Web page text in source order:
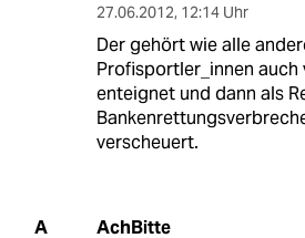
27.06.2012, 12:14 Uhr
Der gehört wie alle
Profisportler_innen auch
enteignet und dann als
verscheuert.
A AchBitte